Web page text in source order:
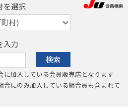
を選択
入力
検索
加入している会員販売店となります
合にのみ加入している組合員も含まれて